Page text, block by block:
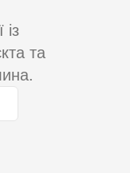
та